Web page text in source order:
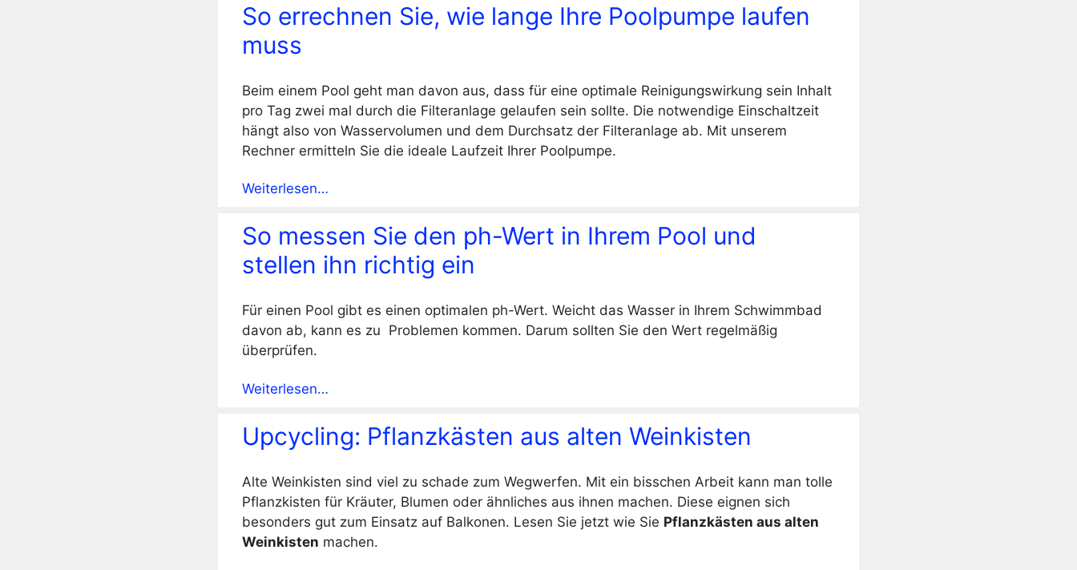
So errechnen Sie, wie lange Ihre Poolpumpe laufen
muss
Beim einem Pool geht man davon aus, dass für eine optimale Reinigungswirkung sein Inhalt
pro Tag zwei mal durch die Filteranlage gelaufen sein sollte. Die notwendige Einschaltzeit
hängt also von Wasservolumen und dem Durchsatz der Filteranlage ab. Mit unserem
Rechner ermitteln Sie die ideale Laufzeit Ihrer Poolpumpe.
Weiterlesen…
So messen Sie den ph-Wert in Ihrem Pool und
stellen ihn richtig ein
Für einen Pool gibt es einen optimalen ph-Wert. Weicht das Wasser in Ihrem Schwimmbad
davon ab, kann es zu Problemen kommen. Darum sollten Sie den Wert regelmäßig
überprüfen.
Weiterlesen…
Upcycling: Pflanzkästen aus alten Weinkisten
Alte Weinkisten sind viel zu schade zum Wegwerfen. Mit ein bisschen Arbeit kann man tolle
Pflanzkisten für Kräuter, Blumen oder ähnliches aus ihnen machen. Diese eignen sich
besonders gut zum Einsatz auf Balkonen. Lesen Sie jetzt wie Sie Pflanzkästen aus alten
Weinkisten machen.